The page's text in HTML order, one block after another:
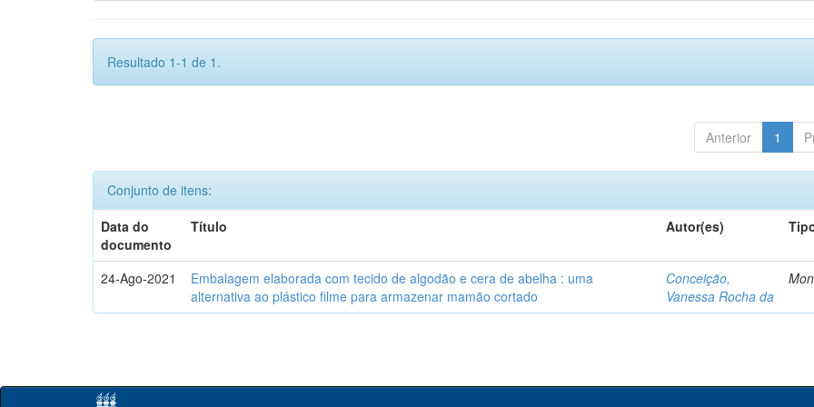
Resultado 1-1 de 1.
Anterior 1
Conjunto de itens:
Data do
documento
Título Autor(es)
24-Ago-2021
Embalagem elaborada com tecido de algodão e cera de abelha : uma
alternativa ao plástico filme para armazenar mamão cortado
Conceição,
Vanessa Rocha da